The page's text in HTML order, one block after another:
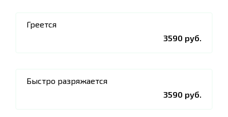
Греется
3590 руб.
Быстро разряжается
3590 руб.